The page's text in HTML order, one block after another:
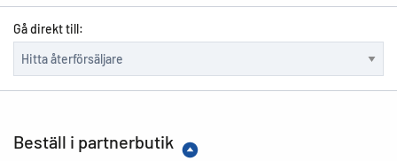
Gå direkt till:
Beställ i partnerbutik